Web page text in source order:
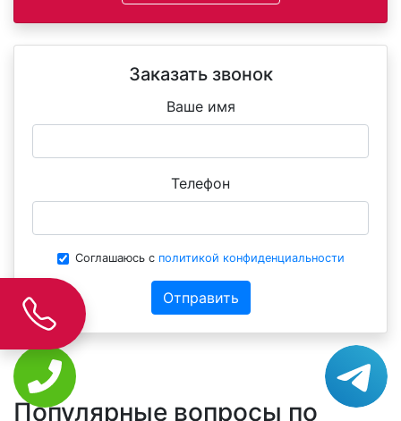
Заказать звонок
Ваше имя
Телефон
Соглашаюсь с политикой конфиденциальности
Отправить
Популярные вопросы по